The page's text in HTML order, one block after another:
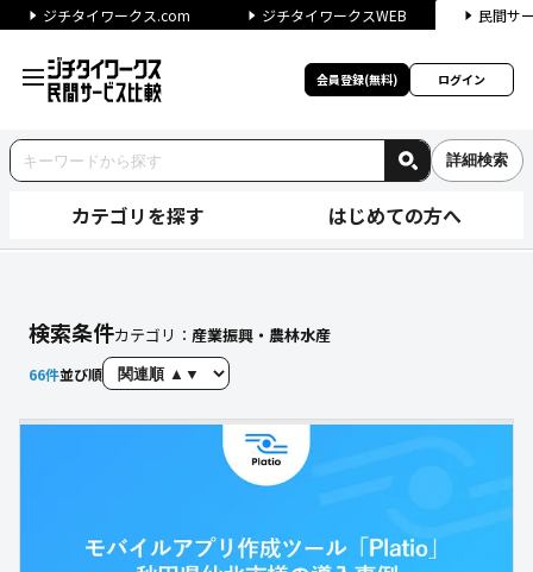
ジチタイワークス.com ジチタイワークスWEB 民間サ
会員登録(無料) ログイン
詳細検索
カテゴリを探す はじめての方へ
検索条件カテゴリ： 産業振興・農林水産
66件並び順